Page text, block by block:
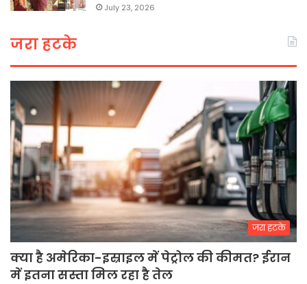
July 23, 2026
जरा हटके
जरा हटके
क्या है अमेरिका-इस्राइल में पेट्रोल की कीमत? ईरान
में इतना सस्ता मिल रहा है तेल